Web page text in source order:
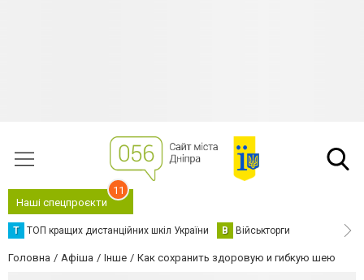
Наші спецпроєкти
11
Т ТОП кращих дистанційних шкіл України В Військторги
Головна Афіша Інше Как сохранить здоровую и гибкую шею